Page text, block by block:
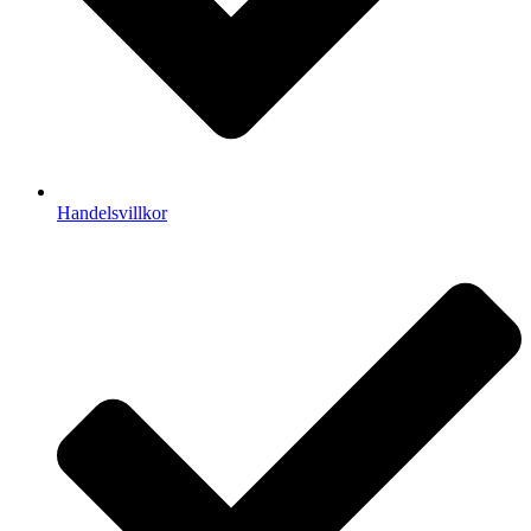
Handelsvillkor